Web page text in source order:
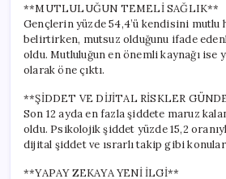
**MUTLULUĞUN TEMELİ SAĞLIK**
Gençlerin yüzde 54,4’ü kendisini
belirtirken, mutsuz olduğunu ifade
oldu. Mutluluğun en önemli kaynağı ise
olarak öne çıktı.
**ŞİDDET VE DİJİTAL RİSKLER
Son 12 ayda en fazla şiddete maruz
oldu. Psikolojik şiddet yüzde 15,2
dijital şiddet ve ısrarlı takip gibi
**YAPAY ZEKAYA YENİ İLGİ**